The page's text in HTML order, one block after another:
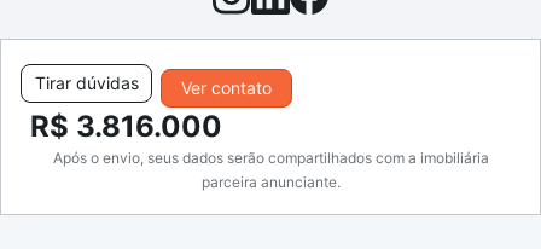
Ver contato
Tirar dúvidas
R$ 3.816.000
Após o envio, seus dados serão compartilhados com a imobiliária
parceira anunciante.